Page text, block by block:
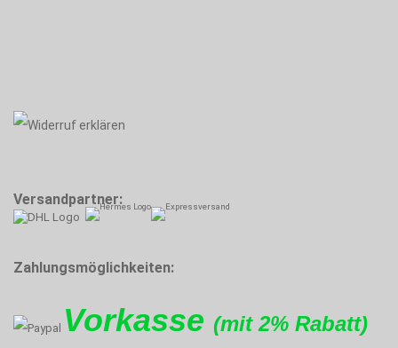
Versandpartner:
Zahlungsmöglichkeiten:
Vorkasse (mit 2% Rabatt)